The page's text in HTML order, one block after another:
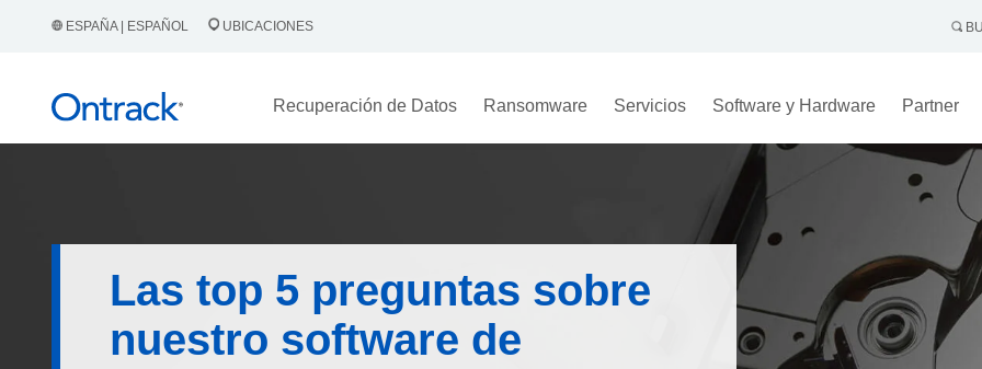
ESPAÑA | ESPAÑOL UBICACIONES
Recuperación de Datos Ransomware Servicios Software y Hardware Partner
Las top 5 preguntas sobre
nuestro software de